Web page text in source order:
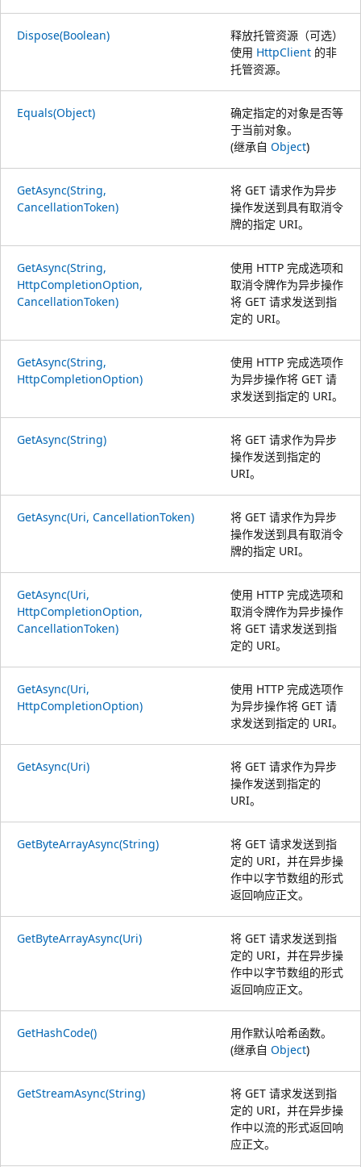
Dispose(Boolean)
释放托管资源（可选）
使用 HttpClient 的非
托管资源。
Equals(Object)
确定指定的对象是否等
于当前对象。
(继承自 Object)
GetAsync(String,
CancellationToken)
将 GET 请求作为异步
操作发送到具有取消令
牌的指定 URI。
GetAsync(String,
HttpCompletionOption,
CancellationToken)
使用 HTTP 完成选项和
取消令牌作为异步操作
将 GET 请求发送到指
定的 URI。
GetAsync(String,
HttpCompletionOption)
使用 HTTP 完成选项作
为异步操作将 GET 请
求发送到指定的 URI。
GetAsync(String)
将 GET 请求作为异步
操作发送到指定的
URI。
GetAsync(Uri, CancellationToken)
将 GET 请求作为异步
操作发送到具有取消令
牌的指定 URI。
GetAsync(Uri,
HttpCompletionOption,
CancellationToken)
使用 HTTP 完成选项和
取消令牌作为异步操作
将 GET 请求发送到指
定的 URI。
GetAsync(Uri,
HttpCompletionOption)
使用 HTTP 完成选项作
为异步操作将 GET 请
求发送到指定的 URI。
GetAsync(Uri)
将 GET 请求作为异步
操作发送到指定的
URI。
GetByteArrayAsync(String)
将 GET 请求发送到指
定的 URI，并在异步操
作中以字节数组的形式
返回响应正文。
GetByteArrayAsync(Uri)
将 GET 请求发送到指
定的 URI，并在异步操
作中以字节数组的形式
返回响应正文。
GetHashCode()
用作默认哈希函数。
(继承自 Object)
GetStreamAsync(String)
将 GET 请求发送到指
定的 URI，并在异步操
作中以流的形式返回响
应正文。